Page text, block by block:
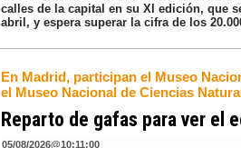
calles de la capital en su XI edición, que
abril, y espera superar la cifra de los
En Madrid, participan el Museo
el Museo Nacional de Ciencias
Reparto de gafas para ver el
05/08/2026@10:11:00